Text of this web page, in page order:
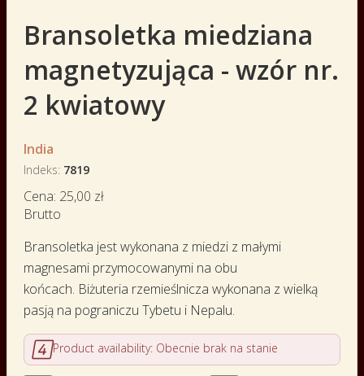
Bransoletka miedziana
magnetyzująca - wzór nr.
2 kwiatowy
India
Indeks 7819
Cena: 25,00 zł
Brutto
Bransoletka jest wykonana z miedzi z małymi
magnesami przymocowanymi na obu
końcach. Biżuteria rzemieślnicza wykonana z wielką
pasją na pograniczu Tybetu i Nepalu.
Product availability: Obecnie brak na stanie